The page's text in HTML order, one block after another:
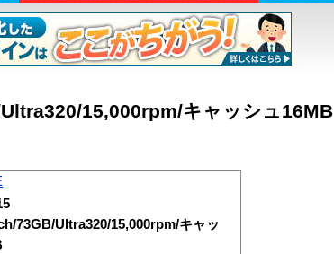
15,000rpm/キャッシュ16MB
73GB/Ultra320/15,000rpm/キャッ